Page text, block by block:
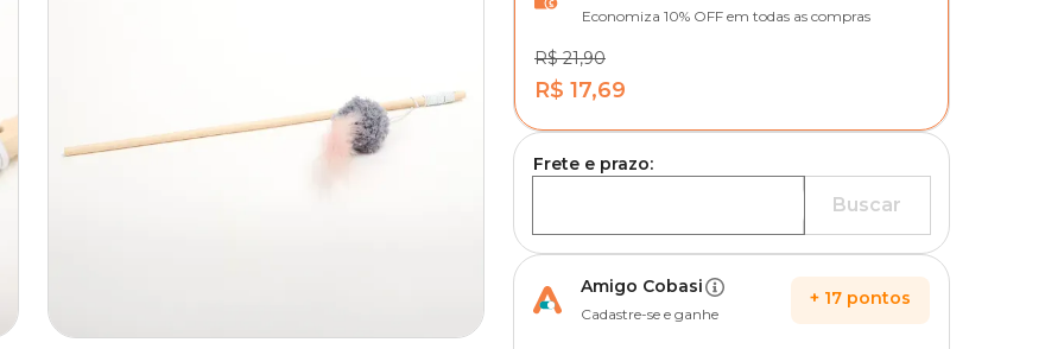
Economiza 10% OFF em todas as compras
R$ 21,90
R$ 17,69
Frete e prazo:
Buscar
Amigo Cobasi
Cadastre-se e ganhe
+ 17 pontos